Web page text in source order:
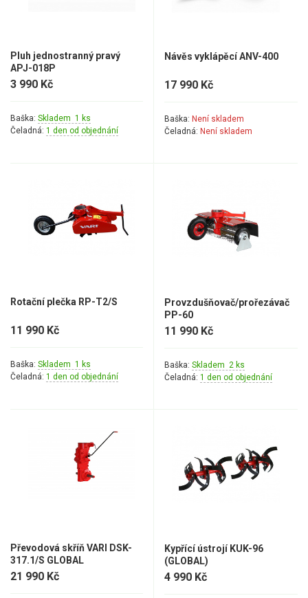
Pluh jednostranný pravý
APJ-018P
3 990 Kč
Baška: Skladem 1 ks
Čeladná: 1 den od objednání
Návěs vyklápěcí ANV-400
17 990 Kč
Baška: Není skladem
Čeladná: Není skladem
Rotační plečka RP-T2/S
11 990 Kč
Baška: Skladem 1 ks
Čeladná: 1 den od objednání
Provzdušňovač/prořezávač
PP-60
11 990 Kč
Baška: Skladem 2 ks
Čeladná: 1 den od objednání
Převodová skříň VARI DSK-
317.1/S GLOBAL
21 990 Kč
Kypřící ústrojí KUK-96
(GLOBAL)
4 990 Kč